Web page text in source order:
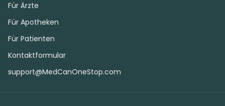
Für Ärzte
Für Apotheken
Für Patienten
Kontaktformular
support@MedCanOneStop.com